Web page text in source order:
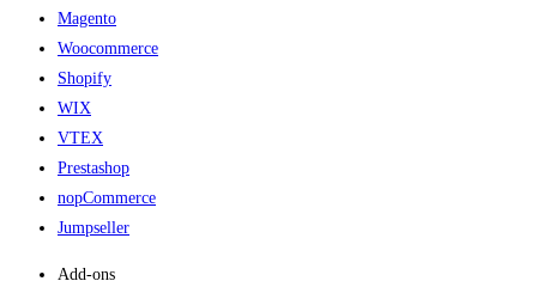
Magento
Woocommerce
Shopify
WIX
VTEX
Prestashop
nopCommerce
Jumpseller
Add-ons​